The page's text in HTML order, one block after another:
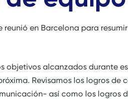
reunió en Barcelona para
objetivos alcanzados durante
Revisamos los logros de
así como los logros